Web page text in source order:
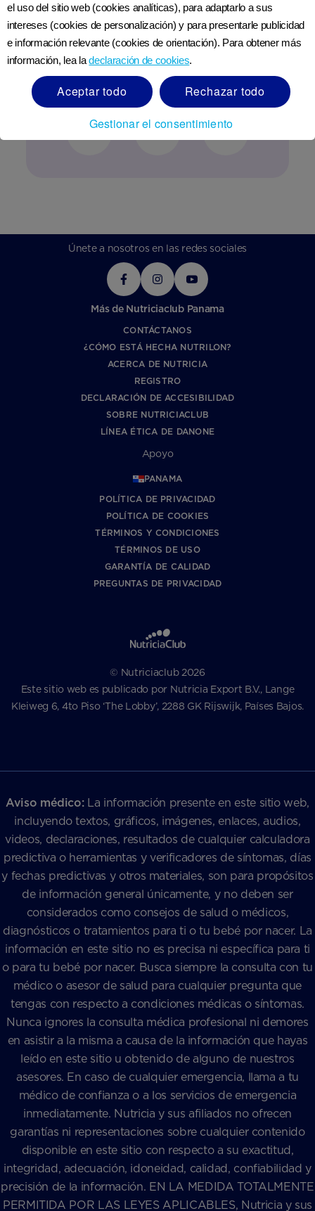
Nutricia Club cerca de ti
Si tienes una pregunta, ponte en contacto.
Únete a nosotros en las redes sociales
Más de Nutriciaclub Panama
CONTÁCTANOS
¿CÓMO ESTÁ HECHA NUTRILON?
ACERCA DE NUTRICIA
REGISTRO
DECLARACIÓN DE ACCESIBILIDAD
SOBRE NUTRICIACLUB
LÍNEA ÉTICA DE DANONE
Apoyo
PANAMA
POLÍTICA DE PRIVACIDAD
POLÍTICA DE COOKIES
TÉRMINOS Y CONDICIONES
TÉRMINOS DE USO
GARANTÍA DE CALIDAD
PREGUNTAS DE PRIVACIDAD
© Nutriciaclub 2026
Este sitio web es publicado por Nutricia Export B.V., Lange
Kleiweg 6, 4to Piso ‘The Lobby’, 2288 GK Rijswijk, Países Bajos.
Aviso médico:La información presente en este sitio web,
incluyendo textos, gráficos, imágenes, enlaces, audios,
videos, declaraciones, resultados de cualquier calculadora
predictiva o herramientas y verificadores de síntomas, días
y fechas predictivas y otros materiales, son para propósitos
de información general únicamente, y no deben ser
considerados como consejos de salud o médicos,
diagnósticos o tratamientos para ti o tu bebé por nacer. La
información en este sitio no es precisa ni específica para ti
o para tu bebé por nacer. Busca siempre la consulta con tu
médico o asesor de salud para cualquier pregunta que
tengas con respecto a condiciones médicas o síntomas.
Nunca ignores la consulta médica profesional ni demores
en asistir a la misma a causa de la información que hayas
leído en este sitio u obtenido de alguno de nuestros
asesores. En caso de cualquier emergencia, llama a tu
médico de confianza o a los servicios de emergencia
inmediatamente. Nutricia y sus afiliados no ofrecen
garantías ni representaciones sobre cualquier contenido
disponible en este sitio con respecto a su exactitud,
integridad, adecuación, idoneidad, calidad, confiabilidad y
precisión de la información. EN LA MEDIDA TOTALMENTE
PERMITIDA POR LAS LEYES APLICABLES, Nutricia y sus
el uso del sitio web (cookies analíticas), para adaptarlo a sus
intereses (cookies de personalización) y para presentarle publicidad
e información relevante (cookies de orientación). Para obtener más
información, lea ladeclaración de cookies.
Aceptar todo
Rechazar todo
Gestionar el consentimiento